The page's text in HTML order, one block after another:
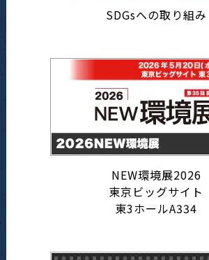
SDGsへの取り組み
NEW環境展2026
東京ビッグサイト
東3ホールA334